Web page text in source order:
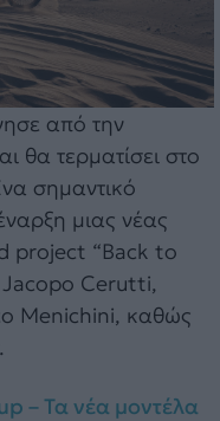
από την
θα τερματίσει στο
σημαντικό
μιας νέας
project “Back to
Jacopo Cerutti,
Menichini, καθώς
– Τα νέα μοντέλα